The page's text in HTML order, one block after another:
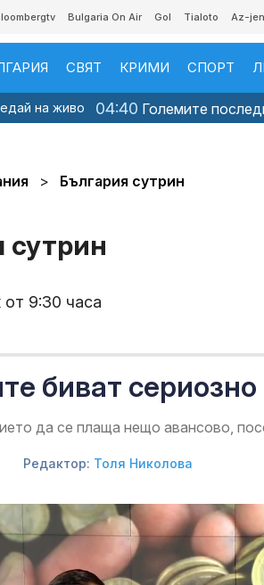
Bulgaria On Air Gol Tialoto Az-
СВЯТ КРИМИ СПОРТ
на живо 04:40 Големите
България сутрин
сутрин
от 9:30 часа
биват
да се плаща нещо авансово,
Редактор: Толя Николова